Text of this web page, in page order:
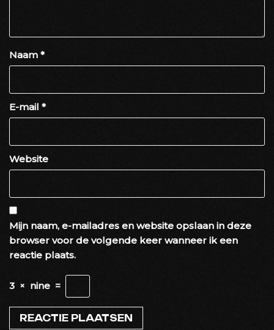
Naam *
E-mail *
Website
Mijn naam, e-mailadres en website opslaan in deze
browser voor de volgende keer wanneer ik een
reactie plaats.
3 × nine =